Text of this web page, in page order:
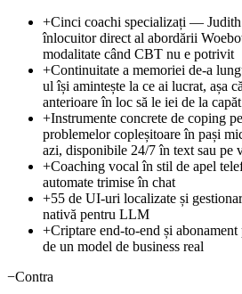
+Cinci coachi specializați —
înlocuitor direct al abordării
modalitate când CBT nu e potrivit
+Continuitate a memoriei de-a
ul își amintește la ce ai lucrat, așa
anterioare în loc să le iei de la capăt
+Instrumente concrete de coping
problemelor copleșitoare în pași
azi, disponibile 24/7 în text sau pe
+Coaching vocal în stil de apel
automate trimise în chat
+55 de UI-uri localizate și
nativă pentru LLM
+Criptare end-to-end și
de un model de business real
−Contra